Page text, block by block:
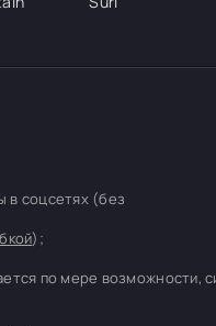
в соцсетях (без
);
по мере возможности,